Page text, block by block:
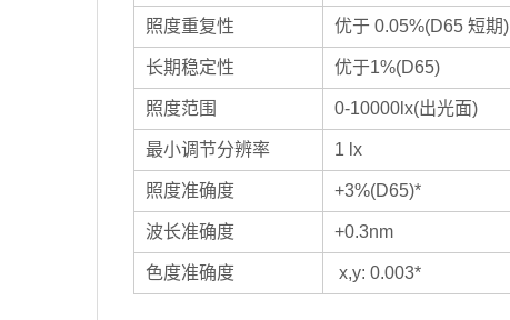
照度重复性 优于 0.05%(D65 短期)
长期稳定性 优于1%(D65)
照度范围 0-10000lx(出光面)
最小调节分辨率 1 lx
照度准确度 +3%(D65)*
波长准确度 +0.3nm
色度准确度 x,y: 0.003*